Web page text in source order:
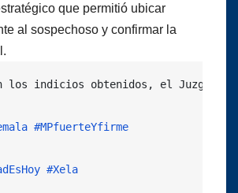
que permitió ubicar
al sospechoso y confirmar la
los indicios obtenidos, el
#MPfuerteYfirme
#Xela